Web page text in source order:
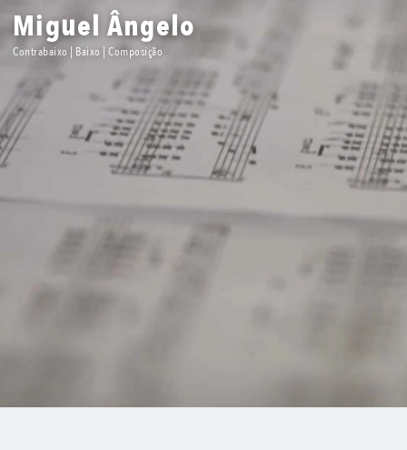
Miguel Ângelo
Contrabaixo | Baixo | Composição